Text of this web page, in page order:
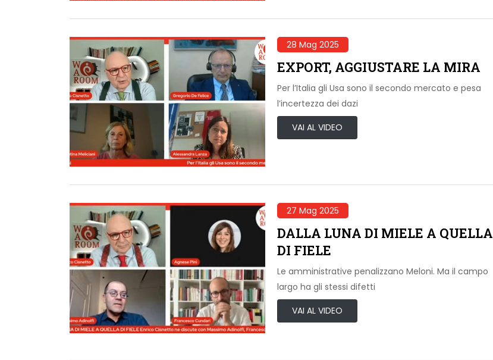
28 Mag 2025
EXPORT, AGGIUSTARE LA MIRA
Per l’Italia gli Usa sono il secondo mercato e pesa
l’incertezza dei dazi
VAI AL VIDEO
27 Mag 2025
DALLA LUNA DI MIELE A QUELLA
DI FIELE
Le amministrative penalizzano Meloni. Ma il campo
largo ha gli stessi difetti
VAI AL VIDEO